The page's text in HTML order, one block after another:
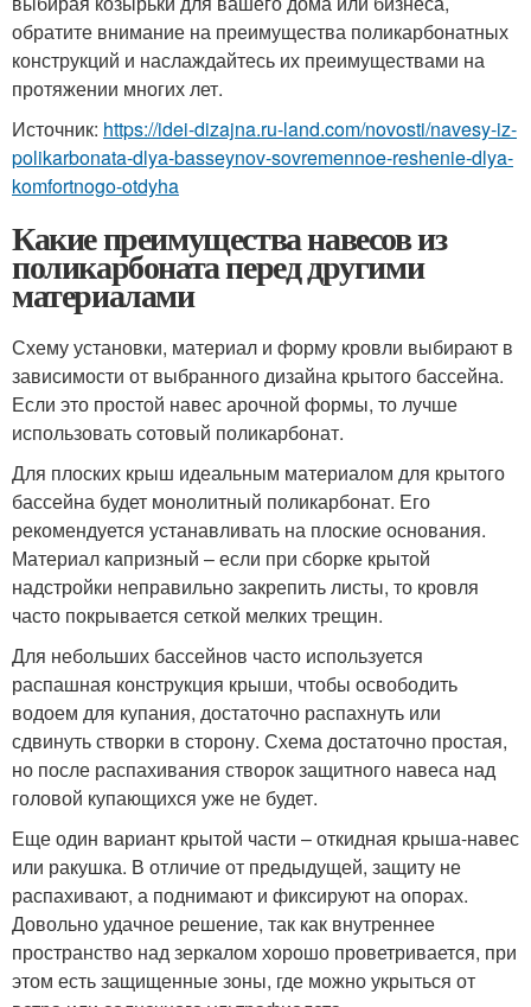
обратите внимание на преимущества поликарбонатных
конструкций и наслаждайтесь их преимуществами на
протяжении многих лет.
Источник: https://idei-dizajna.ru-land.com/novosti/navesy-iz-
polikarbonata-dlya-basseynov-sovremennoe-reshenie-dlya-
komfortnogo-otdyha
Какие преимущества навесов из
поликарбоната перед другими
материалами
Схему установки, материал и форму кровли выбирают в
зависимости от выбранного дизайна крытого бассейна.
Если это простой навес арочной формы, то лучше
использовать сотовый поликарбонат.
Для плоских крыш идеальным материалом для крытого
бассейна будет монолитный поликарбонат. Его
рекомендуется устанавливать на плоские основания.
Материал капризный – если при сборке крытой
надстройки неправильно закрепить листы, то кровля
часто покрывается сеткой мелких трещин.
Для небольших бассейнов часто используется
распашная конструкция крыши, чтобы освободить
водоем для купания, достаточно распахнуть или
сдвинуть створки в сторону. Схема достаточно простая,
но после распахивания створок защитного навеса над
головой купающихся уже не будет.
Еще один вариант крытой части – откидная крыша-навес
или ракушка. В отличие от предыдущей, защиту не
распахивают, а поднимают и фиксируют на опорах.
Довольно удачное решение, так как внутреннее
пространство над зеркалом хорошо проветривается, при
этом есть защищенные зоны, где можно укрыться от